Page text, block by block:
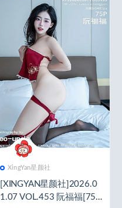
XingYan星颜社
[XINGYAN星颜社]2026.0
1.07 VOL.453 阮福福[75+